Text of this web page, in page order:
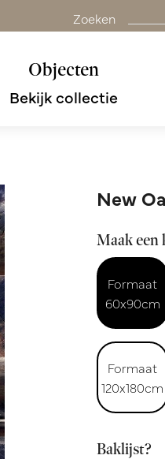
Zoeken
Objecten
Bekijk collectie
New
Maak een
Formaat
60x90cm
Formaat
120x180cm
Baklijst?